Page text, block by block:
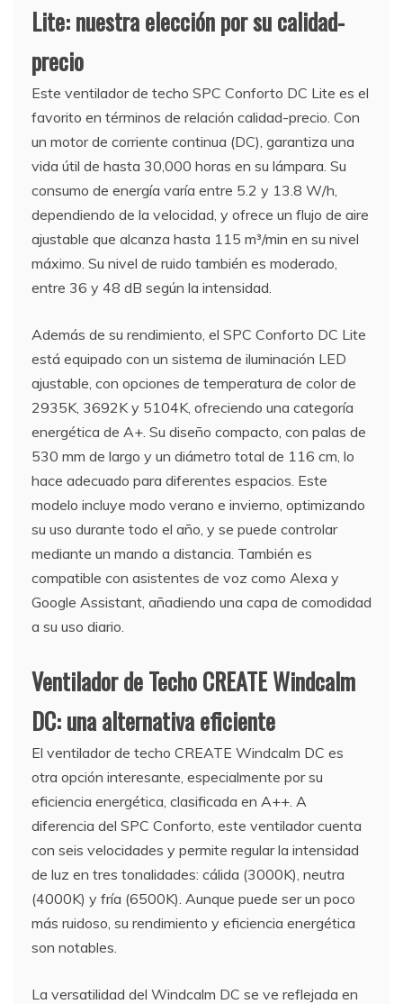
Lite: nuestra elección por su calidad-
precio
Este ventilador de techo SPC Conforto DC Lite es el
favorito en términos de relación calidad-precio. Con
un motor de corriente continua (DC), garantiza una
vida útil de hasta 30,000 horas en su lámpara. Su
consumo de energía varía entre 5.2 y 13.8 W/h,
dependiendo de la velocidad, y ofrece un flujo de aire
ajustable que alcanza hasta 115 m³/min en su nivel
máximo. Su nivel de ruido también es moderado,
entre 36 y 48 dB según la intensidad.
Además de su rendimiento, el SPC Conforto DC Lite
está equipado con un sistema de iluminación LED
ajustable, con opciones de temperatura de color de
2935K, 3692K y 5104K, ofreciendo una categoría
energética de A+. Su diseño compacto, con palas de
530 mm de largo y un diámetro total de 116 cm, lo
hace adecuado para diferentes espacios. Este
modelo incluye modo verano e invierno, optimizando
su uso durante todo el año, y se puede controlar
mediante un mando a distancia. También es
compatible con asistentes de voz como Alexa y
Google Assistant, añadiendo una capa de comodidad
a su uso diario.
Ventilador de Techo CREATE Windcalm
DC: una alternativa eficiente
El ventilador de techo CREATE Windcalm DC es
otra opción interesante, especialmente por su
eficiencia energética, clasificada en A++. A
diferencia del SPC Conforto, este ventilador cuenta
con seis velocidades y permite regular la intensidad
de luz en tres tonalidades: cálida (3000K), neutra
(4000K) y fría (6500K). Aunque puede ser un poco
más ruidoso, su rendimiento y eficiencia energética
son notables.
La versatilidad del Windcalm DC se ve reflejada en